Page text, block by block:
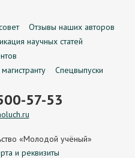
Отзывы наших авторов
научных статей
Спецвыпуски
57-53
«Молодой учёный»
и реквизиты